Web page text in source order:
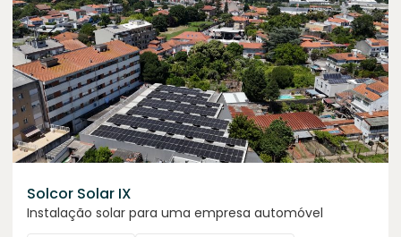
Solcor Solar IX
Instalação solar para uma empresa automóvel